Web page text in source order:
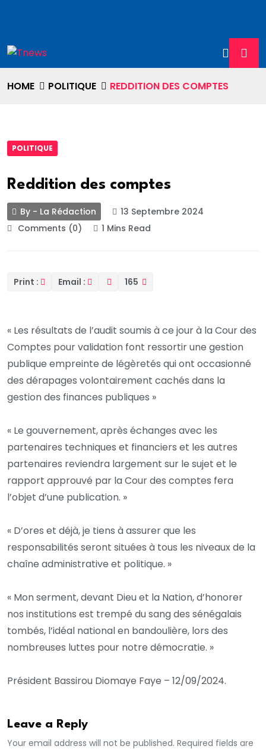
HOME POLITIQUE REDDITION DES COMPTES
POLITIQUE
Reddition des comptes
By - La Rédaction
13 Septembre 2024
Comments (0)
1 Mins Read
Print : Email : 165
« Les résultats de l’audit soumis à ce jour à la Cour des
Comptes pour validation font ressortir une gestion
publique empreinte de légèretés qui ont occasionné
des dérapages volontairement cachés dans la
gestion des finances publiques »
« Le gouvernement, après échanges avec les
partenaires techniques et financiers et les autres
partenaires reviendra largement sur le sujet et le
rapport approuvé par la Cour des comptes fera
l’objet d’une publication. »
« D’ores et déjà, je tiens à assurer que les
responsabilités seront situées à tous les niveaux de la
chaîne administrative et politique. »
« Mon serment, devant Dieu et la Nation, d’honorer
nos institutions est trempé du sang des sénégalais
tombés, l’idéal national en bandoulière, lors des
nombreuses luttes pour notre démocratie. »
Président Bassirou Diomaye Faye – 12/09/2024.
Leave a Reply
Your email address will not be published. Required fields are